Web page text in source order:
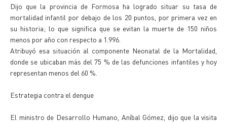
Dijo que la provincia de Formosa ha logrado situar su tasa de
mortalidad infantil por debajo de los 20 puntos, por primera vez en
su historia; lo que significa que se evitan la muerte de 150 niños
menos por año con respecto a 1.996.
Atribuyó esa situación al componente Neonatal de la Mortalidad,
donde se ubicaban más del 75 % de las defunciones infantiles y hoy
representan menos del 60 %.
Estrategia contra el dengue
El ministro de Desarrollo Humano, Aníbal Gómez, dijo que la visita